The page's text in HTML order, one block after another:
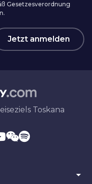
Gesetzesverordnung
Jetzt anmelden
Toskana
arrow_drop_down